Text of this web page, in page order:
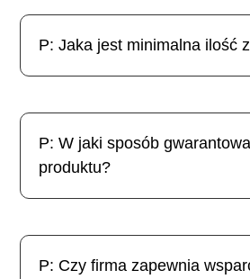
P: Jaka jest minimalna ilość
P: W jaki sposób
produktu?
P: Czy firma zapewnia